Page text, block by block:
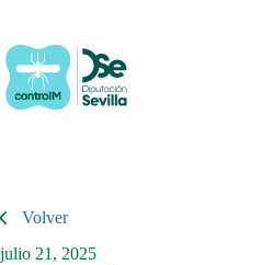
contenido
Volver
julio 21, 2025